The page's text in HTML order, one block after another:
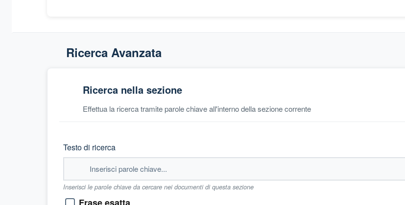
Ricerca Avanzata
Ricerca nella sezione
Effettua la ricerca tramite parole chiave all'interno della sezione corrente
Testo di ricerca
Inserisci le parole chiave da cercare nei documenti di questa sezione
Frase esatta